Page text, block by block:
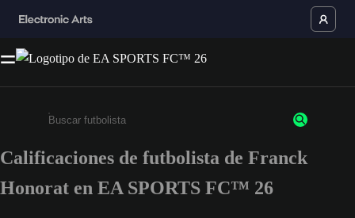
Ingresa un mínimo de 3 caracteres o números
Calificaciones de futbolista de Franck
Honorat en EA SPORTS FC™ 26